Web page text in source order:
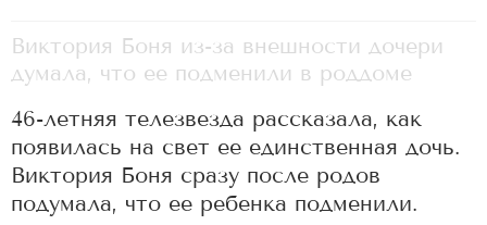
Виктория Боня из-за внешности дочери
думала, что ее подменили в роддоме
46-летняя телезвезда рассказала, как
появилась на свет ее единственная дочь.
Виктория Боня сразу после родов
подумала, что ее ребенка подменили.